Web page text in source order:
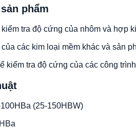
phẩm
tra độ cứng của nhôm và hợp
các kim loại mềm khác và sản
kiểm tra độ cứng của các công
100HBa (25-150HBW)